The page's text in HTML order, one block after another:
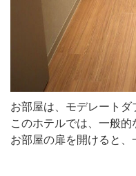
お部屋は、モデレートダ
このホテルでは、一般的
お部屋の扉を開けると、